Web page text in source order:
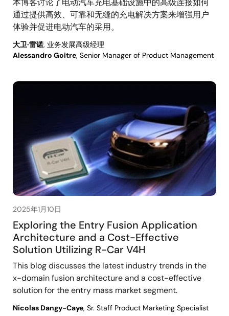
本博客讨论了电动汽车充电基础设施中的高级连接如何
通过提供高效、可靠和无缝的充电解决方案来增强用户
体验并促进电动汽车的采用。
大卫·雷诺, 业务发展高级经理
Alessandro Goitre, Senior Manager of Product Management
2025年1月10日
Exploring the Entry Fusion Application
Architecture and a Cost-Effective
Solution Utilizing R-Car V4H
This blog discusses the latest industry trends in the
x-domain fusion architecture and a cost-effective
solution for the entry mass market segment.
Nicolas Dangy-Caye, Sr. Staff Product Marketing Specialist